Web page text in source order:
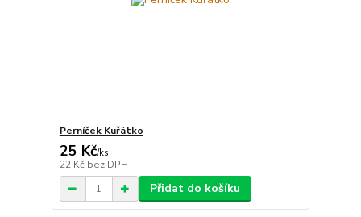
Perníček Kuřátko
25 Kč/ks
22 Kč bez DPH
Přidat do košíku